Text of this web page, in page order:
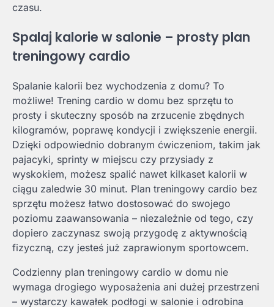
czasu.
Spalaj kalorie w salonie – prosty plan
treningowy cardio
Spalanie kalorii bez wychodzenia z domu? To
możliwe! Trening cardio w domu bez sprzętu to
prosty i skuteczny sposób na zrzucenie zbędnych
kilogramów, poprawę kondycji i zwiększenie energii.
Dzięki odpowiednio dobranym ćwiczeniom, takim jak
pajacyki, sprinty w miejscu czy przysiady z
wyskokiem, możesz spalić nawet kilkaset kalorii w
ciągu zaledwie 30 minut. Plan treningowy cardio bez
sprzętu możesz łatwo dostosować do swojego
poziomu zaawansowania – niezależnie od tego, czy
dopiero zaczynasz swoją przygodę z aktywnością
fizyczną, czy jesteś już zaprawionym sportowcem.
Codzienny plan treningowy cardio w domu nie
wymaga drogiego wyposażenia ani dużej przestrzeni
– wystarczy kawałek podłogi w salonie i odrobina